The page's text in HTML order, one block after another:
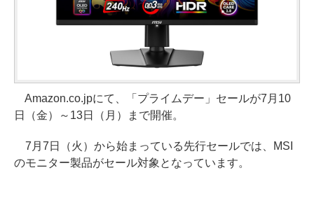
Amazon.co.jpにて、「プライムデー」セールが7月10
日（金）～13日（月）まで開催。
7月7日（火）から始まっている先行セールでは、MSI
のモニター製品がセール対象となっています。